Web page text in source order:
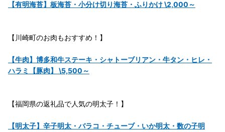
【有明海苔】板海苔・小分け切り海苔・ふりかけ \2,000～
【川崎町のお肉もおすすめ！】
【牛肉】博多和牛ステーキ・シャトーブリアン・牛タン・ヒレ・
ハラミ【豚肉】 \5,500～
【福岡県の返礼品で人気の明太子！】
【明太子】辛子明太・バラコ・チューブ・いか明太・数の子明